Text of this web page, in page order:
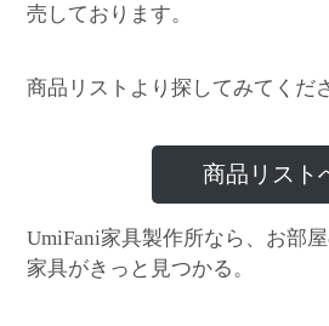
売しております。
商品リストより探してみてくだ
商品リスト
UmiFani家具製作所なら、お部
家具がきっと見つかる。